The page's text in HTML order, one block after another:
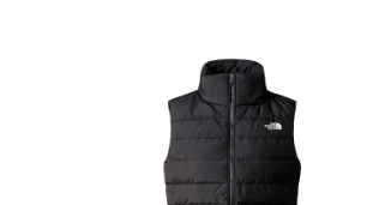
Quand le soleil commence à taper, vous serez
bien content d'avoir glissé le chapeau
réversible Sun [...]